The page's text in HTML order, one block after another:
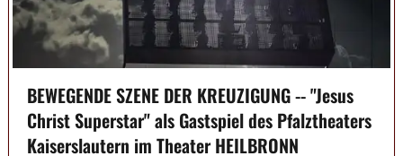
BEWEGENDE SZENE DER KREUZIGUNG -- "Jesus
Christ Superstar" als Gastspiel des Pfalztheaters
Kaiserslautern im Theater HEILBRONN